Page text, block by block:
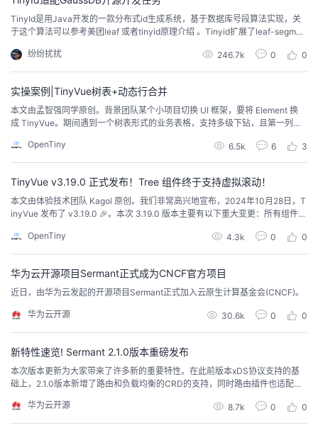
TinyId是用Java开发的一款分布式id生成系统，基于数据库号段算法实现，关
于这个算法可以参考美团leaf 或者tinyid原理介绍 。Tinyid扩展了leaf-segmen
得了更好的性能与可用性
纷纷扰扰 246.7k 0 0
实操案例|TinyVue树表+动态行合并
本文由孟智强同学原创。背景团队某个小项目切换 UI 框架，要将 Element 换
成 TinyVue。期间遇到一个树表形式的业务表格，支持多级下钻，且第一列有
该也不轻松，谁曾想一上手才知道——这比 Element 实现容易多了！先上最终
效果图（表格内容已脱敏处理)：显示树表TinyVue 的表格组件支持树...
OpenTiny 6.5k 6 3
TinyVue v3.19.0 正式发布！Tree 组件终于支持虚拟滚动！
本文由体验技术团队 Kagol 原创。我们非常高兴地宣布，2024年10月28日，T
inyVue 发布了 v3.19.0 🎉。本次 3.19.0 版本主要有以下重大变更：所有组件全
irtualTree 虚拟树组件。增加 VirtualScrollBox 虚拟化容器组件。增加 Stick
y 粘性布局组...
OpenTiny 4.3k 0 0
华为云开源项目Sermant正式成为CNCF官方项目
近日，由华为云发起的开源项目Sermant正式加入云原生计算基金会(CNCF)。
华为云开源 30.6k 0 0
新特性速览! Sermant 2.1.0版本重磅发布
本次版本更新为大家带来了许多新的重要特性。在此前版本xDS协议支持的基
础上，2.1.0版本新增了路由和负载均衡的CRD的支持，同时路由插件也适配了
的灰度发布；用户体验上，我们对Backend的Agent管理功能再次进行了完
善，现在可以直接在Backend上直接对插件进行动态热插拔。
华为云开源 8.7k 0 0